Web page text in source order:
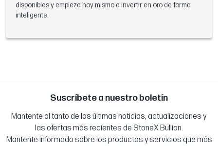
disponibles y empieza hoy mismo a invertir en oro de forma
inteligente.
Suscríbete a nuestro boletín
Mantente al tanto de las últimas noticias, actualizaciones y
las ofertas más recientes de StoneX Bullion.
Mantente informado sobre los productos y servicios que más